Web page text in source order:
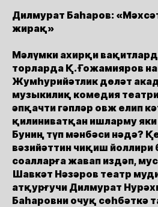
Дилмурат Баһаров:
жирақ»
Мәлүмки ахирқи
торларда Қ. Ғожамияров
Жумһурийәтлик дөләт
музыкилиқ комедия
әпқачти гәпләр овж елип
қилиниватқан ишларму
Буниң түп мәнбәси нәдә?
вәзийәттин чиқиш
соалларға жавап издәп,
Шавкәт Нәзәров театр
атқурғучи Дилмурат
Баһаровни очуқ сөһбәткә